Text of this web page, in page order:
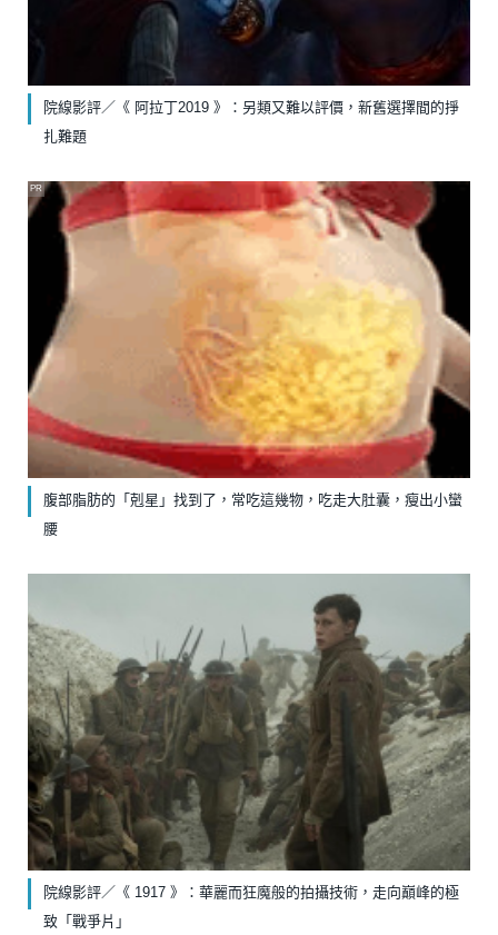
院線影評／《 阿拉丁2019 》：另類又難以評價，新舊選擇間的掙
扎難題
腹部脂肪的「剋星」找到了，常吃這幾物，吃走大肚囊，瘦出小蠻
腰
PR
院線影評／《 1917 》：華麗而狂魔般的拍攝技術，走向巔峰的極
致「戰爭片」